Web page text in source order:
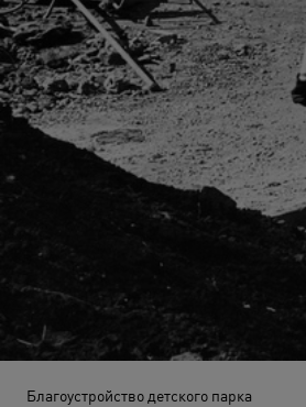
Благоустройство детского парка